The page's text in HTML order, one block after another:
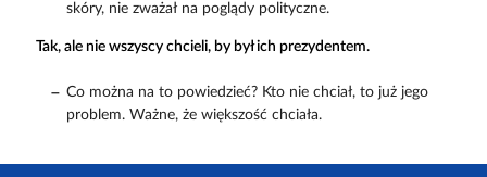
skóry, nie zważał na poglądy polityczne.
Tak, ale nie wszyscy chcieli, by był ich prezydentem.
Co można na to powiedzieć? Kto nie chciał, to już jego
problem. Ważne, że większość chciała.